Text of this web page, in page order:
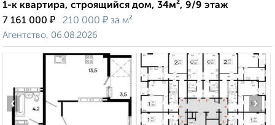
1-к квартира, строящийся дом, 34м², 9/9 этаж
7 161 000 ₽ 210 000 ₽ за м²
Агентство, 06.08.2026
‹ ›